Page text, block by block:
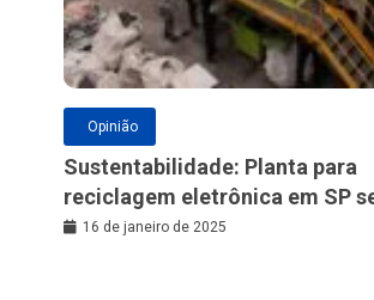
Opinião
Sustentabilidade: Planta para
reciclagem eletrônica em SP
a maior da América Latina
16 de janeiro de 2025